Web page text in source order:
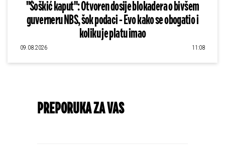
"Šoškić kaput": Otvoren dosije blokadera o bivšem
guverneru NBS, šok podaci - Evo kako se obogatio i
koliku je platu imao
09.08.2026 11:08
PREPORUKA ZA VAS